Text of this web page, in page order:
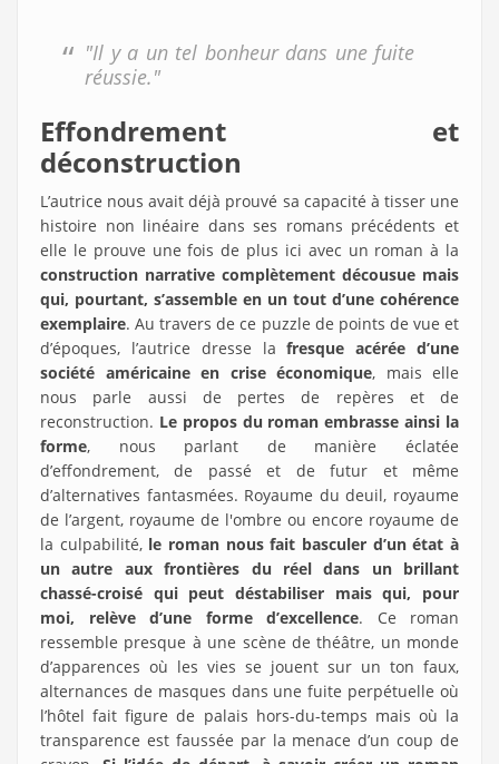
"Il y a un tel bonheur dans une fuite
réussie."
Effondrement et
déconstruction
L’autrice nous avait déjà prouvé sa capacité à tisser une
histoire non linéaire dans ses romans précédents et
elle le prouve une fois de plus ici avec un roman à la
construction narrative complètement décousue mais
qui, pourtant, s’assemble en un tout d’une cohérence
exemplaire. Au travers de ce puzzle de points de vue et
d’époques, l’autrice dresse lafresque acérée d’une
société américaine en crise économique, mais elle
nous parle aussi de pertes de repères et de
reconstruction. Le propos du roman embrasse ainsi la
forme, nous parlant de manière éclatée
d’effondrement, de passé et de futur et même
d’alternatives fantasmées. Royaume du deuil, royaume
de l’argent, royaume de l'ombre ou encore royaume de
la culpabilité, le roman nous fait basculer d’un état à
un autre aux frontières du réel dans un brillant
chassé-croisé qui peut déstabiliser mais qui, pour
moi, relève d’une forme d’excellence. Ce roman
ressemble presque à une scène de théâtre, un monde
d’apparences où les vies se jouent sur un ton faux,
alternances de masques dans une fuite perpétuelle où
l’hôtel fait figure de palais hors-du-temps mais où la
transparence est faussée par la menace d’un coup de